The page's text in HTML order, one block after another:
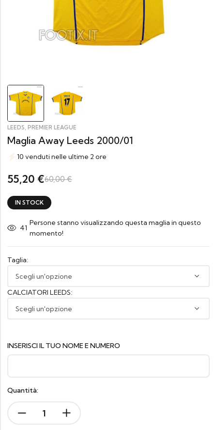
LEEDS, PREMIER LEAGUE
Maglia Away Leeds 2000/01
10 venduti nelle ultime 2 ore
55,20 €60,00€
IN STOCK
41
Persone stanno visualizzando questa maglia in questo
momento!
Taglia:
CALCIATORI LEEDS:
INSERISCI IL TUO NOME E NUMERO
Quantità: